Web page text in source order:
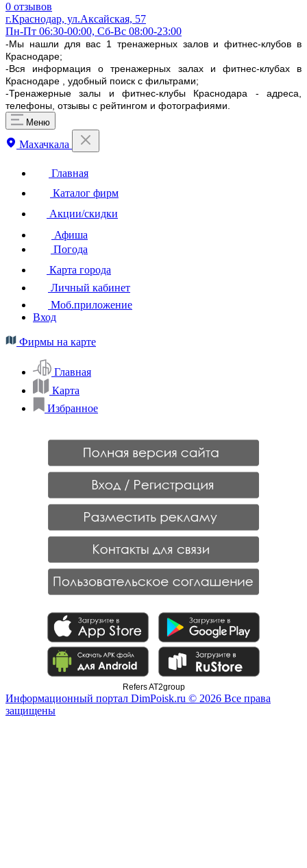
0 отзывов
г.Краснодар, ул.Аксайская, 57
Пн-Пт 06:30-00:00, Сб-Вс 08:00-23:00
-Мы нашли для вас 1 тренажерных залов и фитнес-клубов в
Краснодаре;
-Вся информация о тренажерных залах и фитнес-клубах в
Краснодаре , удобный поиск с фильтрами;
-Тренажерные залы и фитнес-клубы Краснодара - адреса,
телефоны, отзывы с рейтингом и фотографиями.
Меню
Махачкала
Главная
Каталог фирм
Акции/скидки
Афиша
Погода
Карта города
Личный кабинет
Моб.приложение
Вход
Фирмы на карте
Главная
Карта
Избранное
Refers AT2group
Информационный портал DimPoisk.ru © 2026 Все права
защищены